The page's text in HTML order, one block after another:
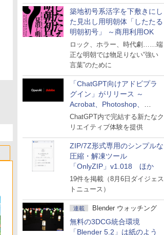
築地初号系活字を下敷きにし
た見出し用明朝体「したたる
明朝初号」 ～商用利用OK
ロック、ホラー、時代劇……端
正な明朝では物足りない“強い
言葉”のために
「ChatGPT向けアドビプラ
グイン」がリリース ～
Acrobat、Photoshop、
Premiereなどの機能を1つの
プラグインに統合
ChatGPT内で完結する新たなク
リエイティブ体験を提供
ZIP/7Z形式専用のシンプルな
圧縮・解凍ツール
「OnlyZIP」v1.018 ほか
19件を掲載（8月6日ダイジェス
トニュース）
連載 Blender ウォッチング
無料の3DCG統合環境
「Blender 5.2」は紙のよう